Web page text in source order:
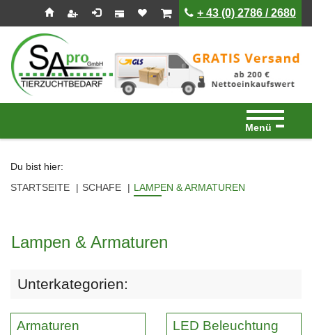
Seitenebreiche:
ist leerist leer+ 43 (0) 2786 / 2680
Menü
Du bist hier:
STARTSEITE
SCHAFE LAMPEN & ARMATUREN
Lampen & Armaturen
Unterkategorien:
Armaturen LED Beleuchtung